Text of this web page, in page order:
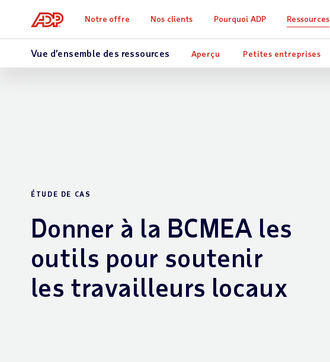
Notre offre Nos clients Pourquoi ADP Ressources
Vue d’ensemble des ressources Aperçu Petites entreprises
ÉTUDE DE CAS
Donner à la BCMEA les
outils pour soutenir
les travailleurs locaux